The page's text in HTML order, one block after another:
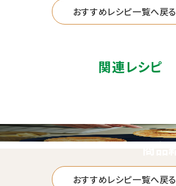
おすすめレシピ一覧へ戻る
関連レシピ
おすすめレシピ一覧へ戻る